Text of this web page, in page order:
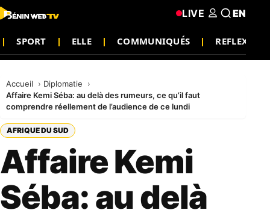
SPORT ELLE COMMUNIQUÉS REFLEXION
LIVE EN
Accueil
Diplomatie
Affaire Kemi Séba: au delà des rumeurs, ce qu’il faut
comprendre réellement de l’audience de ce lundi
AFRIQUE DU SUD
Affaire Kemi
Séba: au delà